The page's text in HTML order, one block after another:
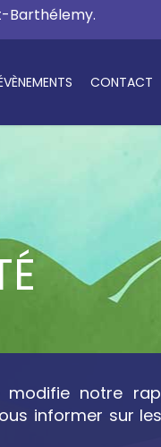
Barthélemy.
CONTACT
modifie notre
informer sur